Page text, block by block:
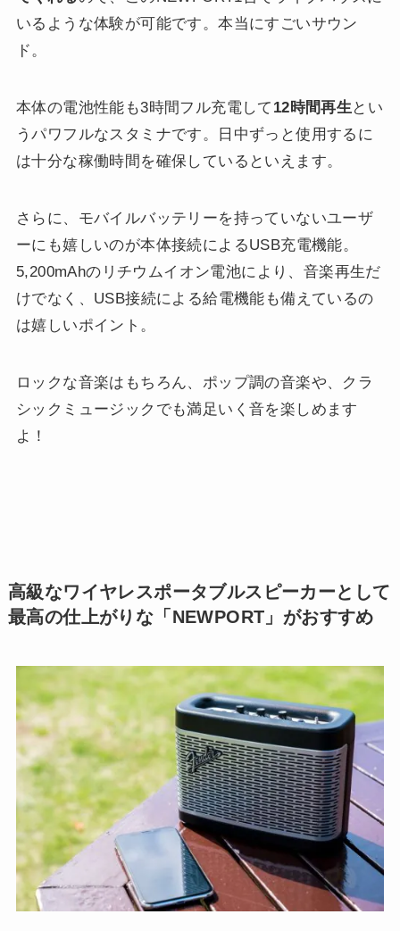
いるような体験が可能です。本当にすごいサウン
ド。
本体の電池性能も3時間フル充電して 12時間再生 とい
うパワフルなスタミナです。日中ずっと使用するに
は十分な稼働時間を確保しているといえます。
さらに、モバイルバッテリーを持っていないユーザ
ーにも嬉しいのが本体接続によるUSB充電機能。
5,200mAhのリチウムイオン電池により、音楽再生だ
けでなく、USB接続による給電機能も備えているの
は嬉しいポイント。
ロックな音楽はもちろん、ポップ調の音楽や、クラ
シックミュージックでも満足いく音を楽しめます
よ！
高級なワイヤレスポータブルスピーカーとして
最高の仕上がりな「NEWPORT」がおすすめ